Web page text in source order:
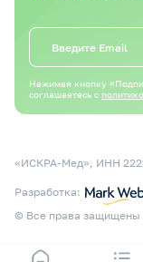
Нажимая кнопку
соглашаетесь с
«ИСКРА-Мед», ИНН
Разработка:
© Все права защищены